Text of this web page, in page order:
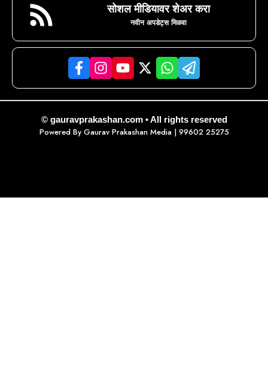
सोशल मीडियावर शेअर करा
नवीन अपडेट्स मिळवा
© gauravprakashan.com • All rights reserved
Powered By Gaurav Prakashan Media| 99602 25275